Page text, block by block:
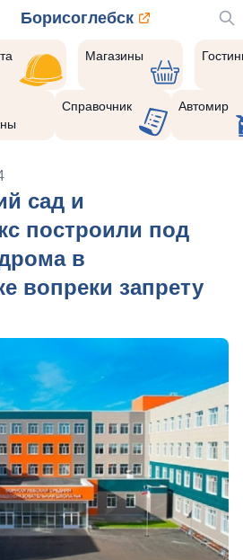
Борисоглебск
Магазины
Справочник Автомир
сад и
построили под
в
вопреки запрету